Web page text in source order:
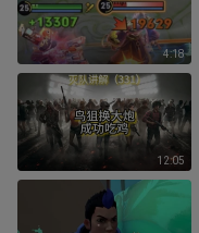
4:18
12:05